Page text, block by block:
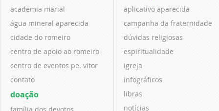
academia marial
água mineral aparecida
cidade do romeiro
centro de apoio ao romeiro
centro de eventos pe. vitor
contato
doação
aplicativo aparecida
campanha da fraternidade
dúvidas religiosas
espiritualidade
igreja
infográficos
libras
notícias